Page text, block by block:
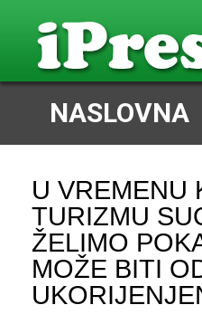
NASLOVNA
U VREMENU
TURIZMU
ŽELIMO
MOŽE BITI